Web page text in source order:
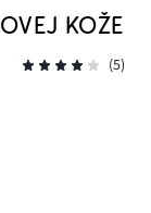
KOŽE
(5)